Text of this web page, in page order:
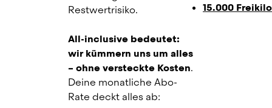
Restwertrisiko.
All-inclusive bedeutet:
wir kümmern uns um alles
– ohne versteckte Kosten.
Deine monatliche Abo-
Rate deckt alles ab:
15.000